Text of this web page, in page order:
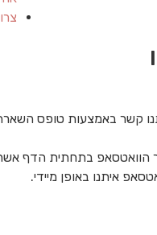
קשר באמצעות טופס
הוואטסאפ בתחתית הדף
איתנו באופן מיידי.